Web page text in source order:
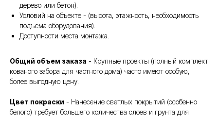
дерево или бетон).
Условий на объекте - (высота, этажность, необходимость
подъема оборудования).
Доступности места монтажа.
Общий объем заказа - Крупные проекты (полный комплект
кованого забора для частного дома) часто имеют особую,
более выгодную цену.
Цвет покраски - Нанесение светлых покрытий (особенно
белого) требует большего количества слоев и грунта для